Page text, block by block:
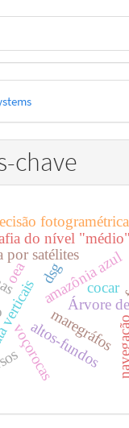
chave
amazônia azul
voçorocas
Árvore
por satélites
do nível
maregráfos
altos-fundos
cocar
dsg
fotogramétrica
oea